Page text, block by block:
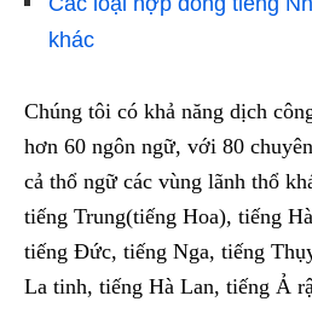
khác
Chúng tôi có khả năng dịch
hơn 60 ngôn ngữ, với 80
cả thổ ngữ các vùng lãnh thổ
tiếng Trung(tiếng Hoa), tiếng
tiếng Đức, tiếng Nga, tiếng
La tinh, tiếng Hà Lan, tiếng Ả